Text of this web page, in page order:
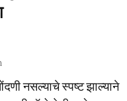
नसल्याचे स्पष्ट झाल्याने